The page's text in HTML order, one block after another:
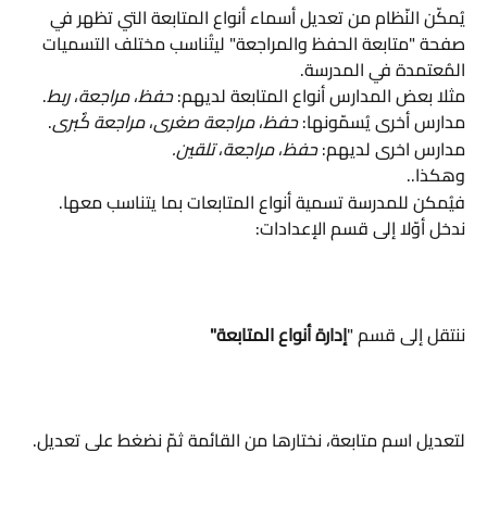
يُمكّن النّظام من تعديل أسماء أنواع المتابعة التي تظهر في
صفحة "متابعة الحفظ والمراجعة" ليتُناسب مختلف التسميات
المُعتمدة في المدرسة.
مثلا بعض المدارس أنواع المتابعة لديهم: حفظ، مراجعة، ربط.
مدارس أخرى يُسمّونها: حفظ، مراجعة صغرى، مراجعة كٌبرى.
مدارس اخرى لديهم: حفظ، مراجعة، تلقين.
وهكذا..
فيُمكن للمدرسة تسمية أنواع المتابعات بما يتناسب معها.
ندخل أوّلا إلى قسم الإعدادات:
ننتقل إلى قسم "إدارة أنواع المتابعة"
لتعديل اسم متابعة، نختارها من القائمة ثمّ نضغط على تعديل.